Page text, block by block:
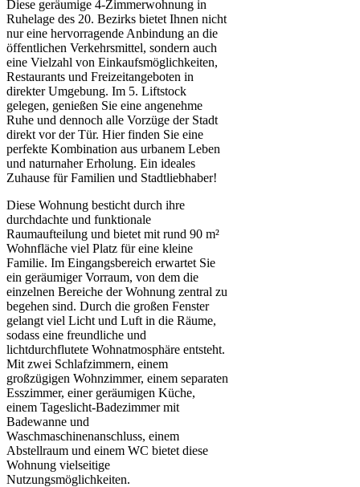
Diese geräumige 4-Zimmerwohnung in
Ruhelage des 20. Bezirks bietet Ihnen nicht
nur eine hervorragende Anbindung an die
öffentlichen Verkehrsmittel, sondern auch
eine Vielzahl von Einkaufsmöglichkeiten,
Restaurants und Freizeitangeboten in
direkter Umgebung. Im 5. Liftstock
gelegen, genießen Sie eine angenehme
Ruhe und dennoch alle Vorzüge der Stadt
direkt vor der Tür. Hier finden Sie eine
perfekte Kombination aus urbanem Leben
und naturnaher Erholung. Ein ideales
Zuhause für Familien und Stadtliebhaber!
Diese Wohnung besticht durch ihre
durchdachte und funktionale
Raumaufteilung und bietet mit rund 90 m²
Wohnfläche viel Platz für eine kleine
Familie. Im Eingangsbereich erwartet Sie
ein geräumiger Vorraum, von dem die
einzelnen Bereiche der Wohnung zentral zu
begehen sind. Durch die großen Fenster
gelangt viel Licht und Luft in die Räume,
sodass eine freundliche und
lichtdurchflutete Wohnatmosphäre entsteht.
Mit zwei Schlafzimmern, einem
großzügigen Wohnzimmer, einem separaten
Esszimmer, einer geräumigen Küche,
einem Tageslicht-Badezimmer mit
Badewanne und
Waschmaschinenanschluss, einem
Abstellraum und einem WC bietet diese
Wohnung vielseitige
Nutzungsmöglichkeiten.